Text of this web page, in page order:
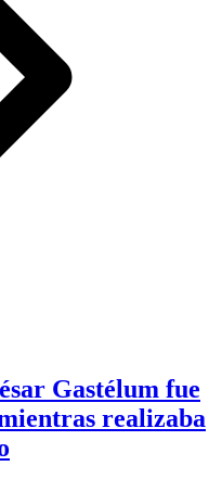
Gastélum fue
realizaba